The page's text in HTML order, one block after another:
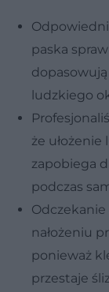
paska
ludzkiego
że ułożenie
zapobiega
podczas
nałożeniu
ponieważ
przestaje